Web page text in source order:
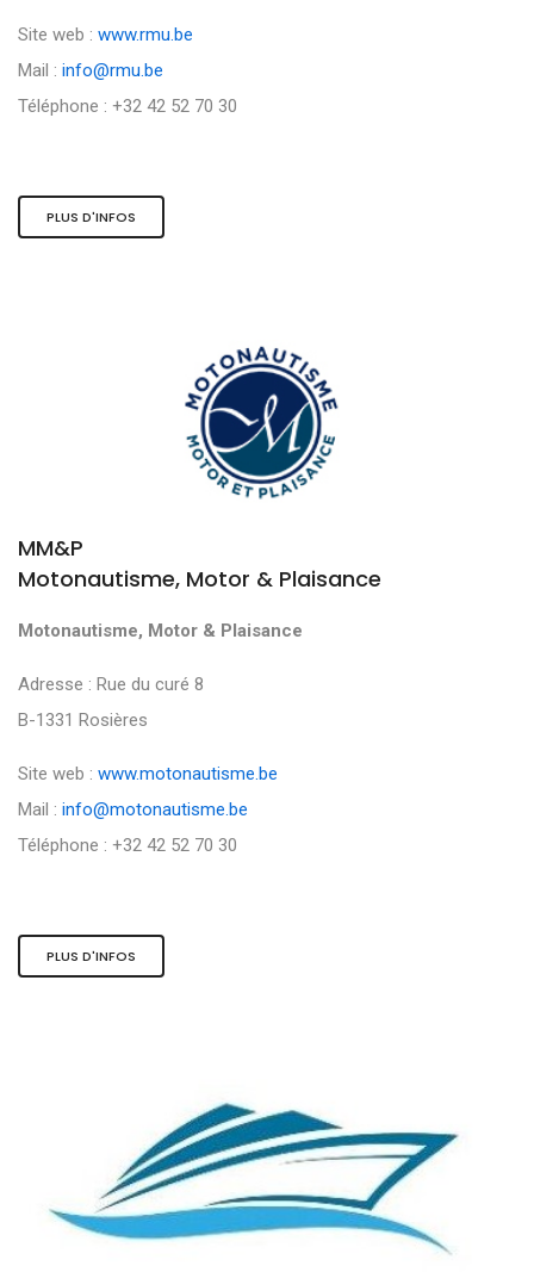
Site web : www.rmu.be
Mail : info@rmu.be
Téléphone : +32 42 52 70 30
PLUS D'INFOS
MM&P
Motonautisme, Motor & Plaisance
Motonautisme, Motor & Plaisance
Adresse : Rue du curé 8
B-1331 Rosières
Site web : www.motonautisme.be
Mail : info@motonautisme.be
Téléphone : +32 42 52 70 30
PLUS D'INFOS